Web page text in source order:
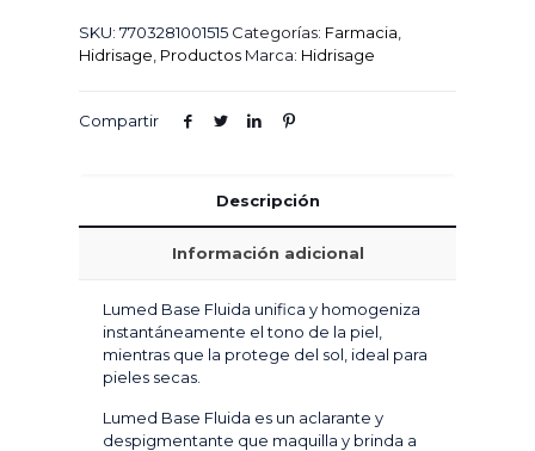
SKU: 7703281001515 Categorías: Farmacia
Hidrisage Productos Marca: Hidrisage
Compartir
Descripción
Información adicional
Lumed Base Fluida unifica y homogeniza
instantáneamente el tono de la piel,
mientras que la protege del sol, ideal para
pieles secas.
Lumed Base Fluida es un aclarante y
despigmentante que maquilla y brinda a